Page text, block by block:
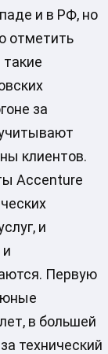
и в РФ, но
отметить
за
клиентов.
Accenture
и
Первую
юные
в большей
технический